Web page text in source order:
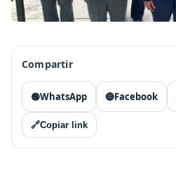
Compartir
🟢WhatsApp 🔵Facebook
🔗Copiar link